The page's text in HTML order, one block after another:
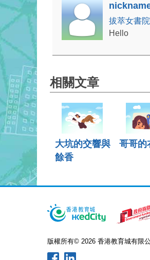
拔萃女書院
Hello
相關文章
大坑的交響與
餘香
哥哥的
版權所有© 2026 香港教育城有限